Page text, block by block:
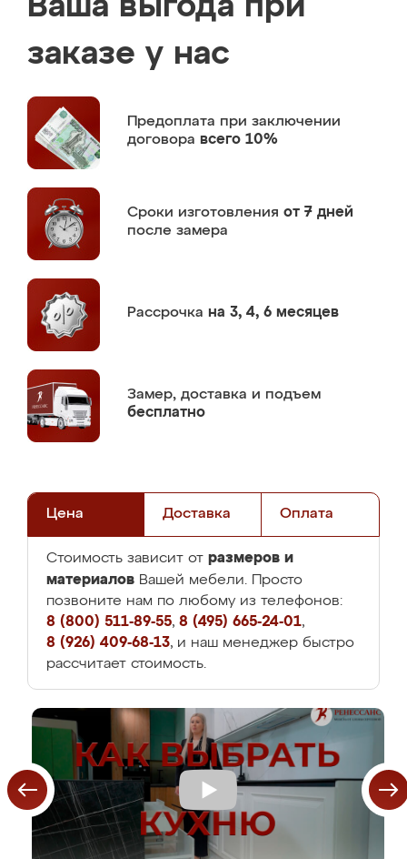
Ваша выгода при
заказе у нас
Предоплата при заключении
договора всего 10%
Сроки изготовления от 7 дней
после замера
Рассрочка на 3, 4, 6 месяцев
Замер, доставка и подъем
бесплатно
Цена Доставка Оплата
Стоимость зависит от размеров и
материалов Вашей мебели. Просто
позвоните нам по любому из телефонов:
8 (800) 511-89-55, 8 (495) 665-24-01,
8 (926) 409-68-13, и наш менеджер быстро
рассчитает стоимость.